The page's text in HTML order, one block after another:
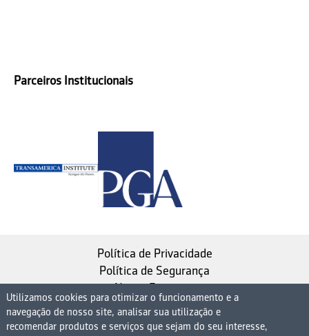
Parceiros Institucionais
Política de Privacidade
Política de Segurança
Nosso Estatuto
Instituto de Longevidade MAG, uma empresa do
Utilizamos cookies para otimizar o funcionamento e a
navegação de nosso site, analisar sua utilização e
recomendar produtos e serviços que sejam do seu interesse,